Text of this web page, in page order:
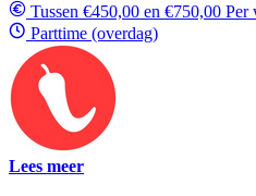
Tussen €450,00 en €750,00 Per
Parttime (overdag)
Lees meer